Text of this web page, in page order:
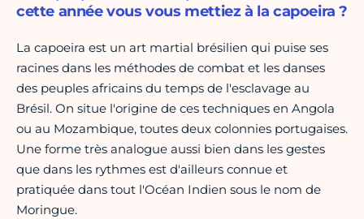
cette année vous vous mettiez à la capoeira ?
La capoeira est un art martial brésilien qui puise ses
racines dans les méthodes de combat et les danses
des peuples africains du temps de l'esclavage au
Brésil. On situe l'origine de ces techniques en Angola
ou au Mozambique, toutes deux colonnies portugaises.
Une forme très analogue aussi bien dans les gestes
que dans les rythmes est d'ailleurs connue et
pratiquée dans tout l'Océan Indien sous le nom de
Moringue.